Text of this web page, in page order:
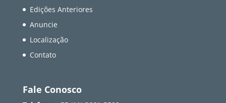
Edições Anteriores
Anuncie
Localização
Contato
Fale Conosco